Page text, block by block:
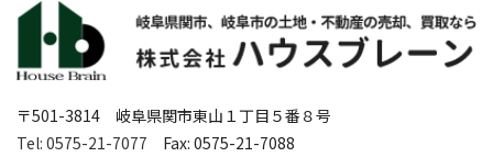
〒501-3814 岐阜県関市東山１丁目５番８号
Tel: 0575-21-7077 Fax: 0575-21-7088